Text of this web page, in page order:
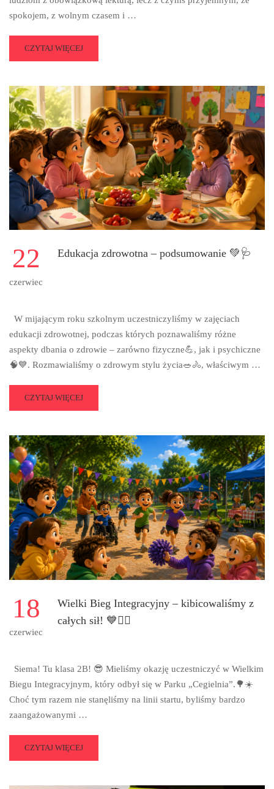
spokojem, z wolnym czasem i …
READ
MORE
WZIĘLIŚMY
UDZIAŁ
W
OGÓLNOPOLSKIEJ
AKCJI
„JAK
NIE
CZYTAM,
JAK
CZYTAM”
CZYTAJ WIĘCEJ
22
czerwiec
Edukacja zdrowotna – podsumowanie 💚🩺
W mijającym roku szkolnym uczestniczyliśmy w zajęciach
edukacji zdrowotnej, podczas których poznawaliśmy różne
aspekty dbania o zdrowie – zarówno fizyczne💪, jak i psychiczne
🧠💙. Rozmawialiśmy o zdrowym stylu życia🥗🚴, właściwym …
READ
MORE
EDUKACJA
ZDROWOTNA
–
PODSUMOWANIE
💚
🩺
CZYTAJ WIĘCEJ
18
czerwiec
Wielki Bieg Integracyjny – kibicowaliśmy z
całych sił! 💙🏃‍♂️
Siema! Tu klasa 2B! 😎 Mieliśmy okazję uczestniczyć w Wielkim
Biegu Integracyjnym, który odbył się w Parku „Cegielnia”.🌳☀️
Choć tym razem nie stanęliśmy na linii startu, byliśmy bardzo
zaangażowanymi …
READ
MORE
WIELKI
CZYTAJ WIĘCEJ